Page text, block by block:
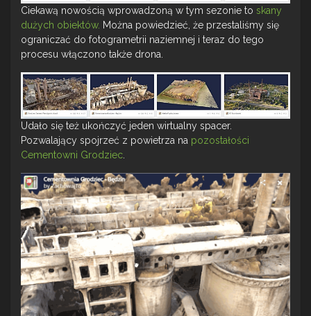
Ciekawą nowością wprowadzoną w tym sezonie to skany
dużych obiektów. Można powiedzieć, że przestaliśmy się
ograniczać do fotogrametrii naziemnej i teraz do tego
procesu włączono także drona.
Udało się też ukończyć jeden wirtualny spacer.
Pozwalający spojrzeć z powietrza na pozostałości
Cementowni Grodziec.